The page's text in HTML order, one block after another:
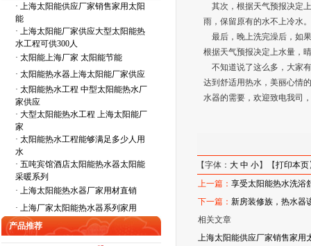
· 上海太阳能供应厂家销售家用太阳
能
· 上海太阳能厂家供应大型太阳能热
水工程可供300人
· 太阳能上海厂家 太阳能节能
· 太阳能热水器上海太阳能厂家供应
· 太阳能热水工程 中型太阳能热水厂
家供应
· 大型太阳能热水工程 上海太阳能厂
家
· 太阳能热水工程能够满足多少人用
水
· 五吨宾馆酒店太阳能热水器太阳能
采暖系列
· 上海太阳能热水器厂家用材直销
· 上海厂家太阳能热水器系列家用
产品推荐
其次，根据天气预报决定
雨，保留原有的水不上冷水
最后，晚上洗完澡后，如
根据天气预报决定上水量，
不知道说了这么多，大家
达到舒适用热水，美丽心情
水器的需要，欢迎致电我司
【字体：大 中 小】【打印本页
上一篇：享受太阳能热水洗浴
下一篇：新房装修族，热水器
相关文章
上海太阳能供应厂家销售家用